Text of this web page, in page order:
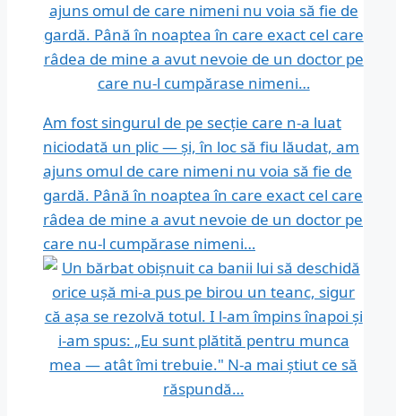
Am fost singurul de pe secție care n-a luat
niciodată un plic — și, în loc să fiu lăudat, am
ajuns omul de care nimeni nu voia să fie de
gardă. Până în noaptea în care exact cel care
râdea de mine a avut nevoie de un doctor pe
care nu-l cumpărase nimeni…